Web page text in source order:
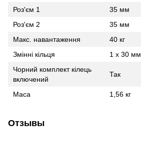
Роз'єм 1
35 мм
Роз'єм 2
35 мм
Макс. навантаження
40 кг
Змінні кільця
1 x 30 мм
Чорний комплект кілець
включений
Так
Маса 1,56 кг
Отзывы